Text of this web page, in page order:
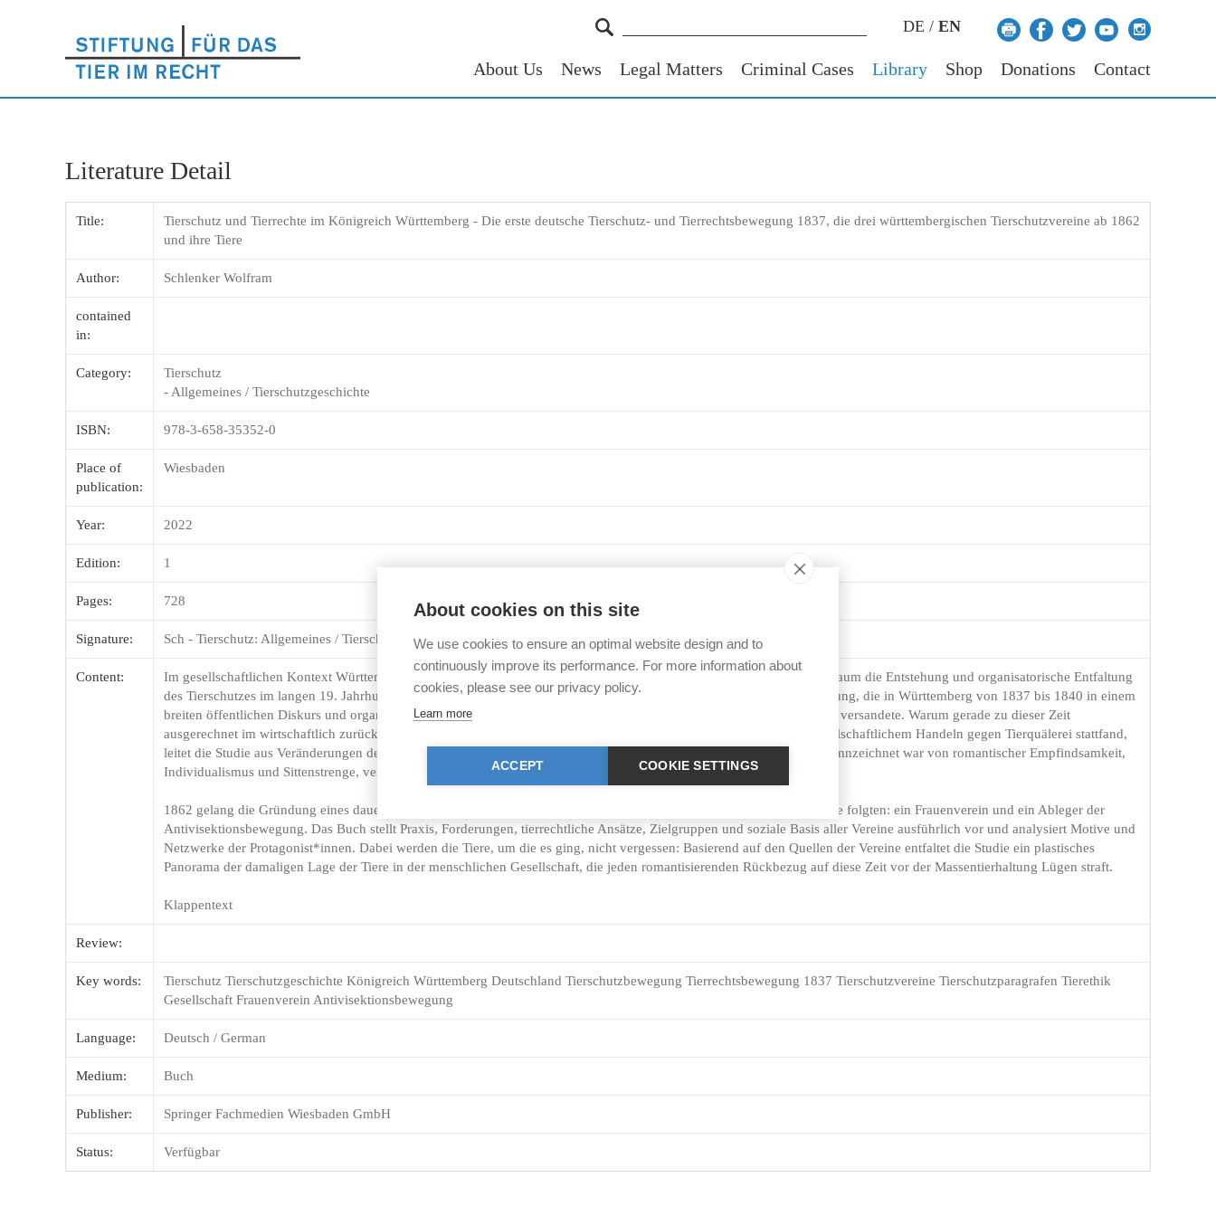
DE / EN
About Us News Legal Matters Criminal Cases Library Shop Donations Contact
Literature Detail
Title:
Tierschutz und Tierrechte im Königreich Württemberg - Die erste deutsche Tierschutz- und Tierrechtsbewegung 1837, die drei württembergischen Tierschutzvereine ab 1862
und ihre Tiere
Author: Schlenker Wolfram
contained
in:
Category:
Tierschutz
- Allgemeines / Tierschutzgeschichte
ISBN: 978-3-658-35352-0
Place of
publication:
Wiesbaden
Year: 2022
Edition: 1
Pages: 728
Signature: Sch - Tierschutz: Allgemeines / Tierschutzgeschichte
Content:
Im gesellschaftlichen Kontext Württembergs zeichnet das vorliegende Buch exemplarisch für den deutschsprachigen Raum die Entstehung und organisatorische Entfaltung
des Tierschutzes im langen 19. Jahrhundert nach. Ausgangspunkt ist die erste kontinentaleuropäische Tierschutzbewegung, die in Württemberg von 1837 bis 1840 in einem
breiten öffentlichen Diskurs und organisiert in sechs Vereinen einen Tierschutzparagrafen durchsetzte, bevor sie wieder versandete. Warum gerade zu dieser Zeit
ausgerechnet im wirtschaftlich zurückgebliebenen Württemberg der Übergang von tierethischer Reflexion zu zivilgesellschaftlichem Handeln gegen Tierquälerei stattfand,
leitet die Studie aus Veränderungen der gesellschaftlichen Verhältnisse und aus einer geistigen Atmosphäre ab, die gekennzeichnet war von romantischer Empfindsamkeit,
Individualismus und Sittenstrenge, verschränkt mit aufgeklärter, sehr praktisch orientierter pietistischer Frömmigkeit.
1862 gelang die Gründung eines dauerhafteren und landesweiten Vereins, dem in den 1890er Jahren noch zwei kleinere folgten: ein Frauenverein und ein Ableger der
Antivisektionsbewegung. Das Buch stellt Praxis, Forderungen, tierrechtliche Ansätze, Zielgruppen und soziale Basis aller Vereine ausführlich vor und analysiert Motive und
Netzwerke der Protagonist*innen. Dabei werden die Tiere, um die es ging, nicht vergessen: Basierend auf den Quellen der Vereine entfaltet die Studie ein plastisches
Panorama der damaligen Lage der Tiere in der menschlichen Gesellschaft, die jeden romantisierenden Rückbezug auf diese Zeit vor der Massentierhaltung Lügen straft.
Klappentext
Review:
Key words:
Tierschutz Tierschutzgeschichte Königreich Württemberg Deutschland Tierschutzbewegung Tierrechtsbewegung 1837 Tierschutzvereine Tierschutzparagrafen Tierethik
Gesellschaft Frauenverein Antivisektionsbewegung
Language: Deutsch / German
Medium: Buch
Publisher: Springer Fachmedien Wiesbaden GmbH
Status: Verfügbar
About cookies on this site
We use cookies to ensure an optimal website design and to
continuously improve its performance. For more information about
cookies, please see our privacy policy.
Learn more
ACCEPT COOKIE SETTINGS